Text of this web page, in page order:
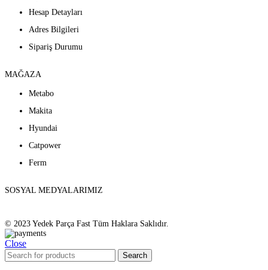
Hesap Detayları
Adres Bilgileri
Sipariş Durumu
MAĞAZA
Metabo
Makita
Hyundai
Catpower
Ferm
SOSYAL MEDYALARIMIZ
© 2023 Yedek Parça Fast Tüm Haklara Saklıdır.
Close
Search